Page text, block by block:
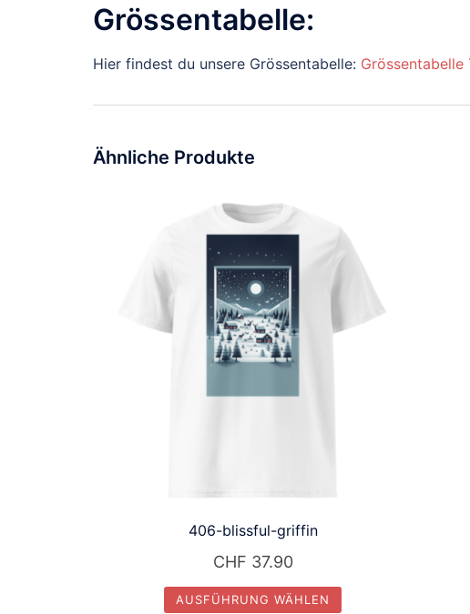
Grössentabelle:
Hier findest du unsere Grössentabelle: Grössentabelle
Ähnliche Produkte
406-blissful-griffin
CHF 37.90
AUSFÜHRUNG WÄHLEN